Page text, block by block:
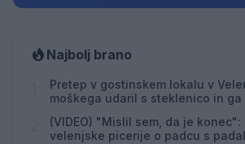
Najbolj brano
Pretep v gostinskem lokalu v
moškega udaril s steklenico in ga
(VIDEO) "Mislil sem, da je konec":
velenjske picerije o padcu s